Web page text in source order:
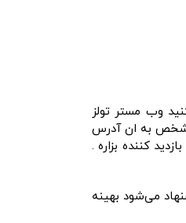
وب مستر تولز
و وقتی آن شخص به ان آدرس
کننده بزاره .
می‌شود بهینه